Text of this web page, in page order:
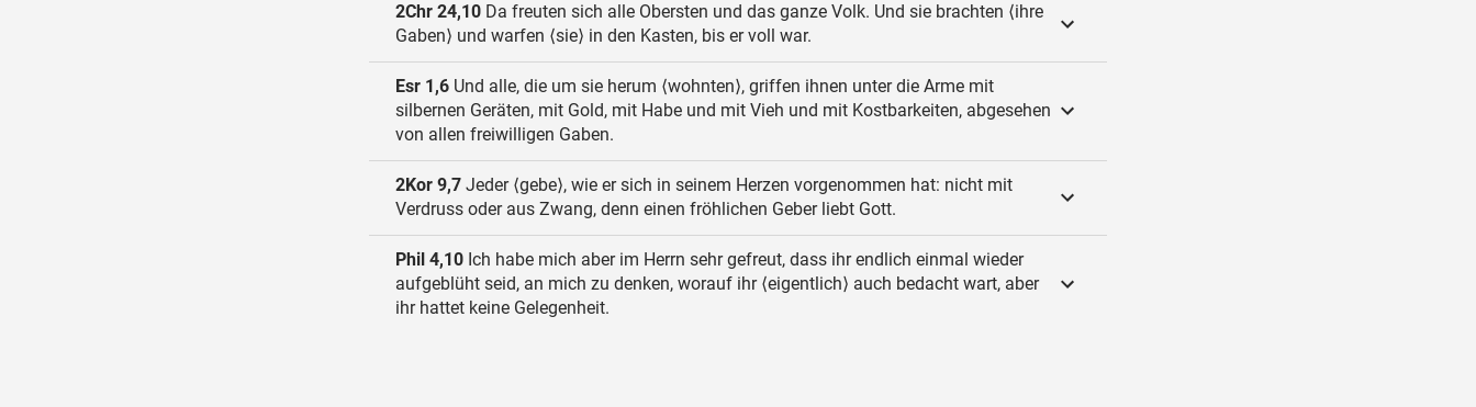
2Chr 24,10 Da freuten sich alle Obersten und das ganze Volk. Und sie brachten ⟨ihre
Gaben⟩ und warfen ⟨sie⟩ in den Kasten, bis er voll war.
Esr 1,6 Und alle, die um sie herum ⟨wohnten⟩, griffen ihnen unter die Arme mit
silbernen Geräten, mit Gold, mit Habe und mit Vieh und mit Kostbarkeiten, abgesehen
von allen freiwilligen Gaben.
2Kor 9,7 Jeder ⟨gebe⟩, wie er sich in seinem Herzen vorgenommen hat: nicht mit
Verdruss oder aus Zwang, denn einen fröhlichen Geber liebt Gott.
Phil 4,10 Ich habe mich aber im Herrn sehr gefreut, dass ihr endlich einmal wieder
aufgeblüht seid, an mich zu denken, worauf ihr ⟨eigentlich⟩ auch bedacht wart, aber
ihr hattet keine Gelegenheit.